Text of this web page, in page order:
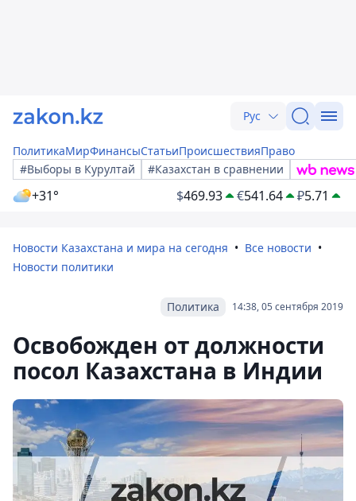
Рус
ПолитикаМирФинансыСтатьиПроисшествияПраво
#Выборы в Курултай
#Казахстан в сравнении
+31° $469.93 €541.64 ₽5.71
Новости Казахстана и мира на сегодня
Все новости
Новости политики
14:38, 05 сентября 2019
Политика
Освобожден от должности
посол Казахстана в Индии